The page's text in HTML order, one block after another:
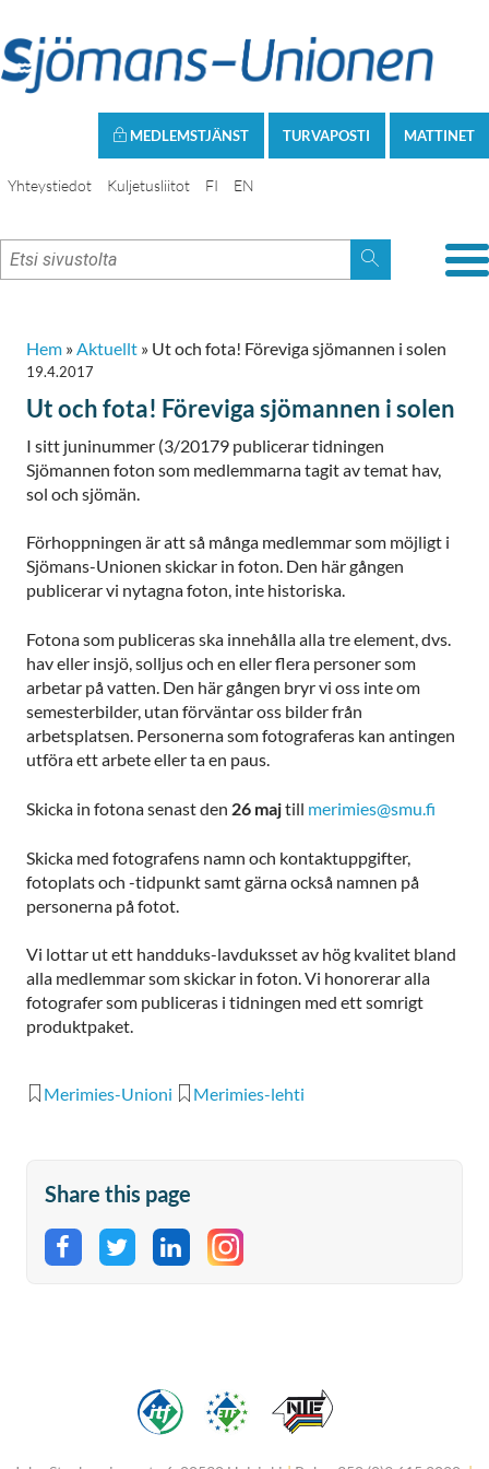
MATTINET
TURVAPOSTI
MEDLEMSTJÄNST
Yhteystiedot Kuljetusliitot FI EN
Hem »Aktuellt » Ut och fota! Föreviga sjömannen i solen
19.4.2017
Ut och fota! Föreviga sjömannen i solen
I sitt juninummer (3/20179 publicerar tidningen
Sjömannen foton som medlemmarna tagit av temat hav,
sol och sjömän.
Förhoppningen är att så många medlemmar som möjligt i
Sjömans-Unionen skickar in foton. Den här gången
publicerar vi nytagna foton, inte historiska.
Fotona som publiceras ska innehålla alla tre element, dvs.
hav eller insjö, solljus och en eller flera personer som
arbetar på vatten. Den här gången bryr vi oss inte om
semesterbilder, utan förväntar oss bilder från
arbetsplatsen. Personerna som fotograferas kan antingen
utföra ett arbete eller ta en paus.
Skicka in fotona senast den 26 majtill merimies@smu.fi
Skicka med fotografens namn och kontaktuppgifter,
fotoplats och -tidpunkt samt gärna också namnen på
personerna på fotot.
Vi lottar ut ett handduks-lavduksset av hög kvalitet bland
alla medlemmar som skickar in foton. Vi honorerar alla
fotografer som publiceras i tidningen med ett somrigt
produktpaket.
Merimies-Unioni Merimies-lehti
Share this page
Share on Facebook
Share on Twitter
Share on LinkedIn